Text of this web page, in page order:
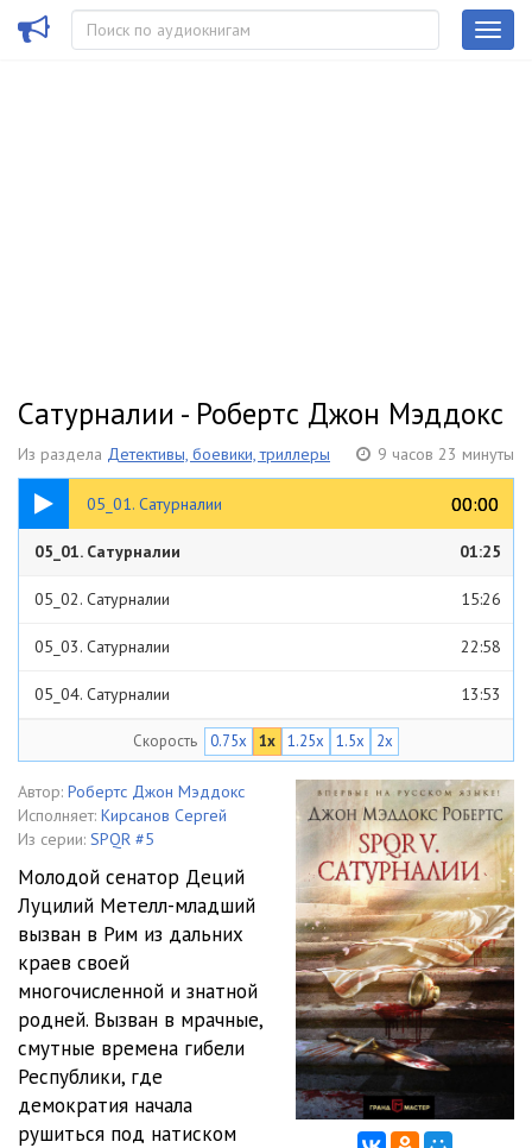
Сатурналии - Робертс Джон Мэддокс
Из раздела Детективы, боевики, триллеры 9 часов 23 минуты
05_01. Сатурналии 00:00
00:00
01:25
05_01. Сатурналии 01:25
05_02. Сатурналии 15:26
05_03. Сатурналии 22:58
05_04. Сатурналии 13:53
05_05. Сатурналии
05_06. Сатурналии 28:34
05_07. Сатурналии 29:26
05_08. Сатурналии 24:43
05_09. Сатурналии 21:54
05_10. Сатурналии 21:02
05_11. Сатурналии 34:32
05_12. Сатурналии
05_13. Сатурналии 19:47
Скорость 0.75x 1x 1.25x 1.5x 2x
Автор: Робертс Джон Мэддокс
Исполняет: Кирсанов Сергей
Из серии: SPQR #5
Молодой сенатор Деций
Луцилий Метелл-младший
вызван в Рим из дальних
краев своей
многочисленной и знатной
родней. Вызван в мрачные,
смутные времена гибели
Республики, где
демократия начала
рушиться под натиском